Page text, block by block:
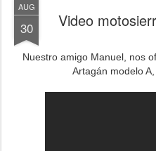
AUG
30 Video
Nuestro amigo Manuel, nos
Artagán modelo